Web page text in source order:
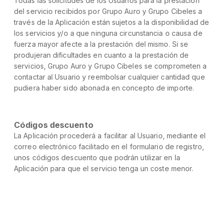
del servicio recibidos por Grupo Auro y Grupo Cibeles a
través de la Aplicación están sujetos a la disponibilidad de
los servicios y/o a que ninguna circunstancia o causa de
fuerza mayor afecte a la prestación del mismo. Si se
produjeran dificultades en cuanto a la prestación de
servicios, Grupo Auro y Grupo Cibeles se comprometen a
contactar al Usuario y reembolsar cualquier cantidad que
pudiera haber sido abonada en concepto de importe.
Códigos descuento
La Aplicación procederá a facilitar al Usuario, mediante el
correo electrónico facilitado en el formulario de registro,
unos códigos descuento que podrán utilizar en la
Aplicación para que el servicio tenga un coste menor.